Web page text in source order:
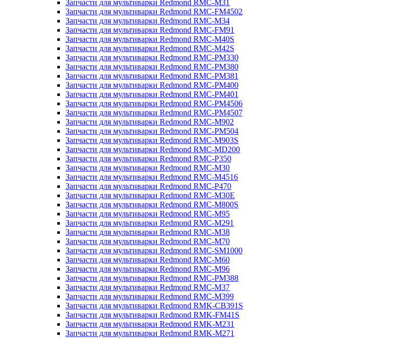
Запчасти для мультиварки Redmond RMC-M31
Запчасти для мультиварки Redmond RMC-FM4502
Запчасти для мультиварки Redmond RMC-M34
Запчасти для мультиварки Redmond RMC-FM91
Запчасти для мультиварки Redmond RMC-M40S
Запчасти для мультиварки Redmond RMC-M42S
Запчасти для мультиварки Redmond RMC-PM330
Запчасти для мультиварки Redmond RMC-PM380
Запчасти для мультиварки Redmond RMC-PM381
Запчасти для мультиварки Redmond RMC-PM400
Запчасти для мультиварки Redmond RMC-PM401
Запчасти для мультиварки Redmond RMC-PM4506
Запчасти для мультиварки Redmond RMC-PM4507
Запчасти для мультиварки Redmond RMC-M902
Запчасти для мультиварки Redmond RMC-PM504
Запчасти для мультиварки Redmond RMC-M903S
Запчасти для мультиварки Redmond RMC-MD200
Запчасти для мультиварки Redmond RMC-P350
Запчасти для мультиварки Redmond RMC-M30
Запчасти для мультиварки Redmond RMC-M4516
Запчасти для мультиварки Redmond RMC-P470
Запчасти для мультиварки Redmond RMC-M30E
Запчасти для мультиварки Redmond RMC-M800S
Запчасти для мультиварки Redmond RMC-M95
Запчасти для мультиварки Redmond RMC-M291
Запчасти для мультиварки Redmond RMC-M38
Запчасти для мультиварки Redmond RMC-M70
Запчасти для мультиварки Redmond RMC-SM1000
Запчасти для мультиварки Redmond RMC-M60
Запчасти для мультиварки Redmond RMC-M96
Запчасти для мультиварки Redmond RMC-PM388
Запчасти для мультиварки Redmond RMC-M37
Запчасти для мультиварки Redmond RMC-M399
Запчасти для мультиварки Redmond RMK-CB391S
Запчасти для мультиварки Redmond RMK-FM41S
Запчасти для мультиварки Redmond RMK-M231
Запчасти для мультиварки Redmond RMK-M271